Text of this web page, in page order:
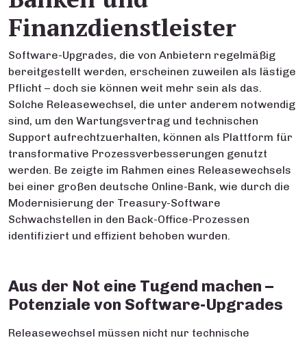
Finanzdienstleister
Software-Upgrades, die von Anbietern regelmäßig
bereitgestellt werden, erscheinen zuweilen als lästige
Pflicht – doch sie können weit mehr sein als das.
Solche Releasewechsel, die unter anderem notwendig
sind, um den Wartungsvertrag und technischen
Support aufrechtzuerhalten, können als Plattform für
transformative Prozessverbesserungen genutzt
werden. Be zeigte im Rahmen eines Releasewechsels
bei einer großen deutsche Online-Bank, wie durch die
Modernisierung der Treasury-Software
Schwachstellen in den Back-Office-Prozessen
identifiziert und effizient behoben wurden.
Aus der Not eine Tugend machen –
Potenziale von Software-Upgrades
Releasewechsel müssen nicht nur technische